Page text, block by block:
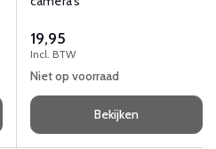
19,95
Incl. BTW
Niet op voorraad
Bekijken